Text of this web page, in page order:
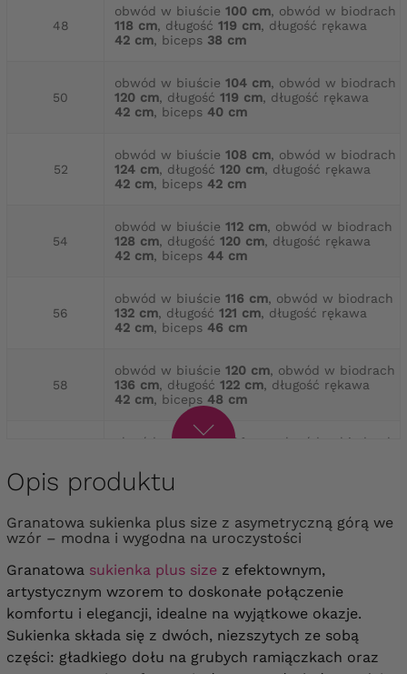
48
obwód w biuście 100 cm, obwód w biodrach
118 cm, długość 119 cm, długość rękawa
42 cm, biceps 38 cm
50
obwód w biuście 104 cm, obwód w biodrach
120 cm, długość 119 cm, długość rękawa
42 cm, biceps 40 cm
52
obwód w biuście 108 cm, obwód w biodrach
124 cm, długość 120 cm, długość rękawa
42 cm, biceps 42 cm
54
obwód w biuście 112 cm, obwód w biodrach
128 cm, długość 120 cm, długość rękawa
42 cm, biceps 44 cm
56
obwód w biuście 116 cm, obwód w biodrach
132 cm, długość 121 cm, długość rękawa
42 cm, biceps 46 cm
58
obwód w biuście 120 cm, obwód w biodrach
136 cm, długość 122 cm, długość rękawa
42 cm, biceps 48 cm
obwód w biuście 124 cm
, obwód w biodrach
42 cm , biceps
62
obwód w biuście
, obwód w biodrach
144 cm, długość 124 cm, długość rękawa
42 cm, biceps 52 cm
64
obwód w biuście 132 cm, obwód w biodrach
148 cm, długość 125 cm , długość rękawa
42 cm , biceps 54 cm
Opis produktu
Granatowa sukienka plus size z asymetryczną górą we
wzór – modna i wygodna na uroczystości
Granatowa sukienka plus size z efektownym,
artystycznym wzorem to doskonałe połączenie
komfortu i elegancji, idealne na wyjątkowe okazje.
Sukienka składa się z dwóch, niezszytych ze sobą
części: gładkiego dołu na grubych ramiączkach oraz